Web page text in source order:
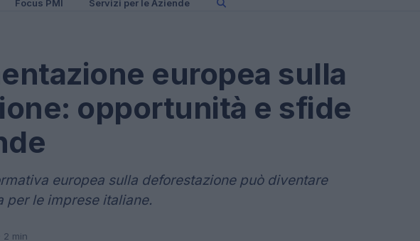
Focus PMI Servizi per le Aziende
europea sulla
opportunità e sfide
europea sulla deforestazione può diventare
le imprese italiane.
· 2 min